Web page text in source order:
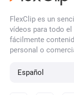
FlexClip es un
vídeos para todo
fácilmente
personal o
Español